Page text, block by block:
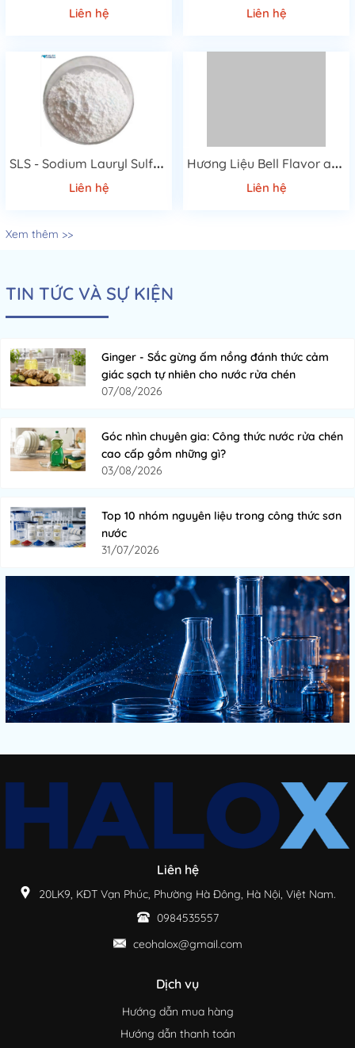
Liên hệ Liên hệ
S
LS - Sodium Lauryl Sulfate
Liên hệ
H
ương Liệu Bell Flavor and Fragrances
Liên hệ
Xem thêm >>
TIN TỨC VÀ SỰ KIỆN
Ginger - Sắc gừng ấm nồng đánh thức cảm
giác sạch tự nhiên cho nước rửa chén
07/08/2026
Góc nhìn chuyên gia: Công thức nước rửa chén
cao cấp gồm những gì?
03/08/2026
Top 10 nhóm nguyên liệu trong công thức sơn
nước
31/07/2026
Liên hệ
20LK9, KĐT Vạn Phúc, Phường Hà Đông, Hà Nội, Việt Nam.
0984535557
ceohalox@gmail.com
Dịch vụ
Hướng dẫn mua hàng
Hướng dẫn thanh toán